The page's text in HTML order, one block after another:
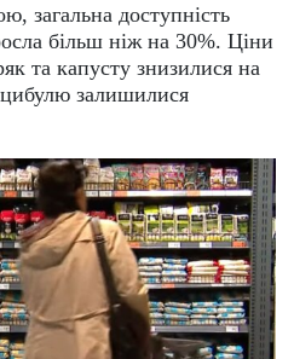
загальна доступність
більш ніж на 30%. Ціни
та капусту знизилися на
залишилися